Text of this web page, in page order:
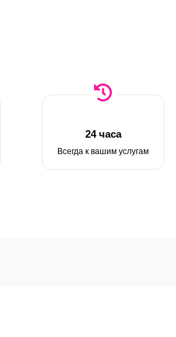
24 часа
Всегда к вашим услугам